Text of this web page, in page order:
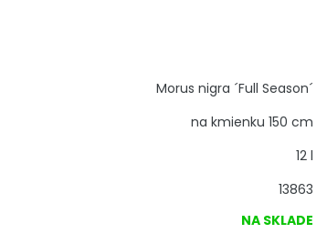
Morus nigra ´Full Season´
na kmienku 150 cm
12 l
13863
NA SKLADE